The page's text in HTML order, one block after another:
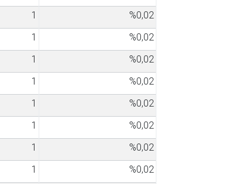
1
%0,02
1
%0,02
1
%0,02
1
%0,02
1
%0,02
1
%0,02
1
%0,02
1
%0,02